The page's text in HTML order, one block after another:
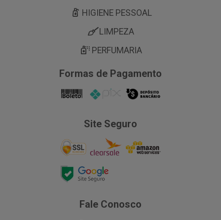
HIGIENE PESSOAL
LIMPEZA
PERFUMARIA
Formas de Pagamento
Site Seguro
Fale Conosco